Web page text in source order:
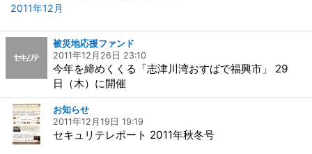
2011年12月
被災地応援ファンド
2011年12月26日 23:10
今年を締めくくる「志津川湾おすばで福興市」 29
日（木）に開催
お知らせ
2011年12月19日 19:19
セキュリテレポート 2011年秋冬号